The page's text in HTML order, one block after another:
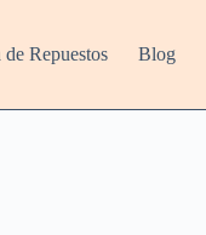
de Repuestos Blog